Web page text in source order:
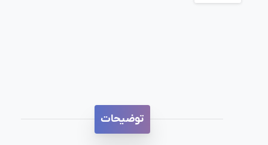
توضیحات